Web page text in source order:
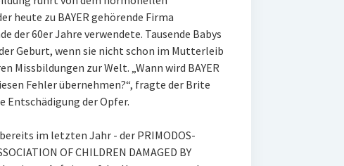
heute zu BAYER gehörende Firma
der 60er Jahre verwendete. Tausende Babys
Geburt, wenn sie nicht schon im Mutterleib
Missbildungen zur Welt. „Wann wird BAYER
Fehler übernehmen?“, fragte der Brite
Entschädigung der Opfer.
im letzten Jahr - der PRIMODOS-
OF CHILDREN DAMAGED BY